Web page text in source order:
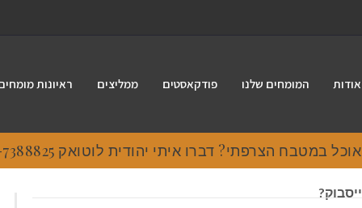
אודות המומחים שלנו פודקאסטים ממליצים ראיונות
במטבח הצרפתי? דברו איתי יהודית לוטואק 054-7388825.